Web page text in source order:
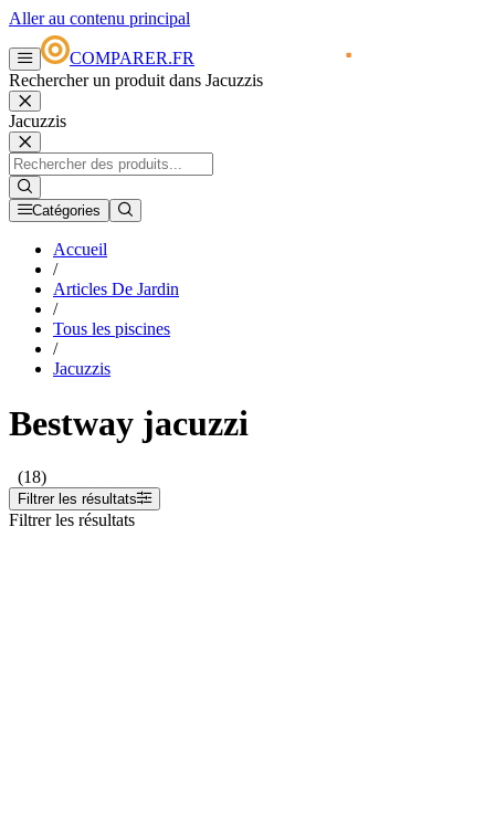
Aller au contenu principal
COMPARER.FR
Rechercher un produit dans Jacuzzis
Jacuzzis
Catégories
Accueil
/
Articles De Jardin
/
Tous les piscines
/
Jacuzzis
Bestway jacuzzi
(18)
Filtrer les résultats
Filtrer les résultats